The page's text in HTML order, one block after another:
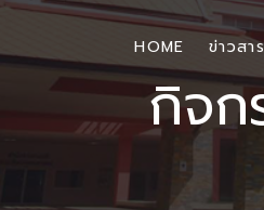
HOME ข่าวส
กิจก